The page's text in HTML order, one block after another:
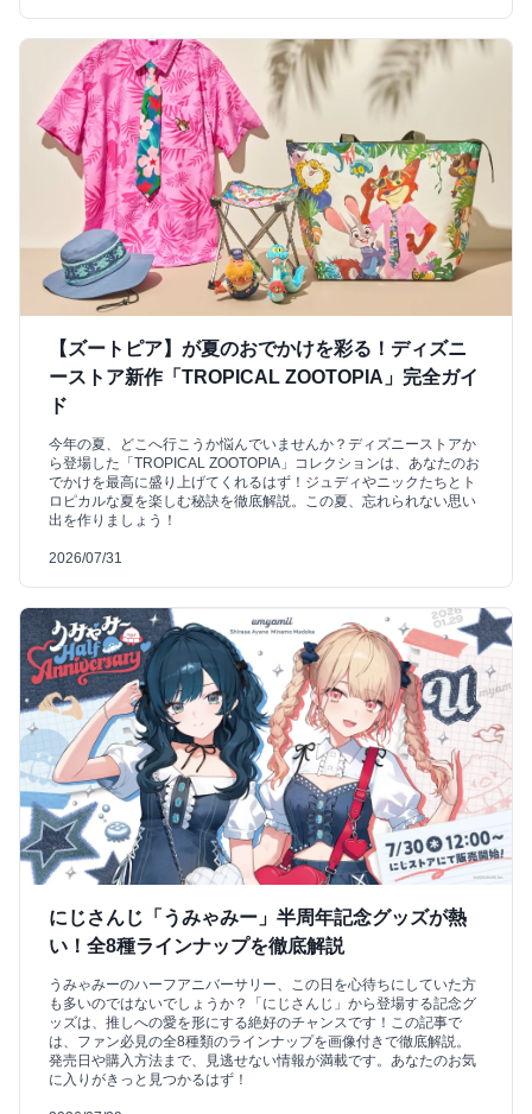
【ズートピア】が夏のおでかけを彩る！ディズニ
ーストア新作「TROPICAL ZOOTOPIA」完全ガイ
ド
今年の夏、どこへ行こうか悩んでいませんか？ディズニーストアか
ら登場した「TROPICAL ZOOTOPIA」コレクションは、あなたのお
でかけを最高に盛り上げてくれるはず！ジュディやニックたちとト
ロピカルな夏を楽しむ秘訣を徹底解説。この夏、忘れられない思い
出を作りましょう！
2026/07/31
にじさんじ「うみゃみー」半周年記念グッズが熱
い！全8種ラインナップを徹底解説
うみゃみーのハーフアニバーサリー、この日を心待ちにしていた方
も多いのではないでしょうか？「にじさんじ」から登場する記念グ
ッズは、推しへの愛を形にする絶好のチャンスです！この記事で
は、ファン必見の全8種類のラインナップを画像付きで徹底解説。
発売日や購入方法まで、見逃せない情報が満載です。あなたのお気
に入りがきっと見つかるはず！